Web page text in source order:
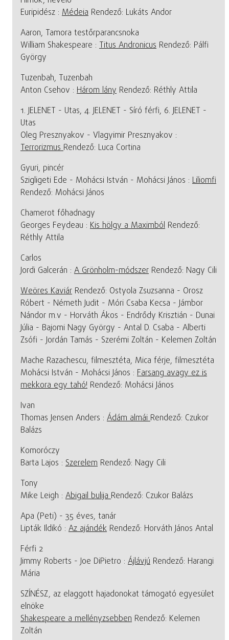
Euripidész : Médeia Rendező: Lukáts Andor
Aaron, Tamora testőrparancsnoka
William Shakespeare : Titus Andronicus Rendező: Pálfi
György
Tuzenbah, Tuzenbah
Anton Csehov : Három lány Rendező: Réthly Attila
1. JELENET - Utas, 4. JELENET - Síró férfi, 6. JELENET -
Utas
Oleg Presznyakov - Vlagyimir Presznyakov :
TerrorizmusRendező: Luca Cortina
Gyuri, pincér
Szigligeti Ede - Mohácsi István - Mohácsi János : Liliomfi
Rendező: Mohácsi János
Chamerot főhadnagy
Georges Feydeau : Kis hölgy a Maximból Rendező:
Réthly Attila
Carlos
Jordi Galcerán : A Grönholm-módszer Rendező: Nagy Cili
Weöres Kaviár Rendező: Ostyola Zsuzsanna - Orosz
Róbert - Németh Judit - Móri Csaba Kecsa - Jámbor
Nándor m.v - Horváth Ákos - Endrődy Krisztián - Dunai
Júlia - Bajomi Nagy György - Antal D. Csaba - Alberti
Zsófi - Jordán Tamás - Szerémi Zoltán - Kelemen Zoltán
Mache Razachescu, filmesztéta, Mica férje, filmesztéta
Mohácsi István - Mohácsi János : Farsang avagy ez is
mekkora egy tahó! Rendező: Mohácsi János
Ivan
Thomas Jensen Anders : Ádám almáiRendező: Czukor
Balázs
Komoróczy
Barta Lajos : Szerelem Rendező: Nagy Cili
Tony
Mike Leigh : Abigail bulijaRendező: Czukor Balázs
Apa (Peti) - 35 éves, tanár
Lipták Ildikó : Az ajándék Rendező: Horváth János Antal
Férfi 2
Jimmy Roberts - Joe DiPietro : Ájlávjú Rendező: Harangi
Mária
SZÍNÉSZ, az elaggott hajadonokat támogató egyesület
elnöke
Shakespeare a mellényzsebben Rendező: Kelemen
Zoltán